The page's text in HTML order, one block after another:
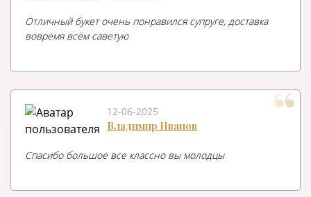
Отличный букет очень понравился супруге, доставка
вовремя всём саветую
12-06-2025
Владимир Иванов
Спасибо большое все классно вы молодцы